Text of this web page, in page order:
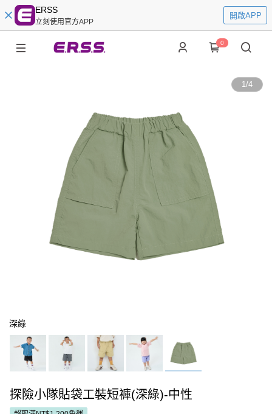
ERSS
立刻使用官方APP
開啟APP
0
1/4
深綠
探險小隊貼袋工裝短褲(深綠)-中性